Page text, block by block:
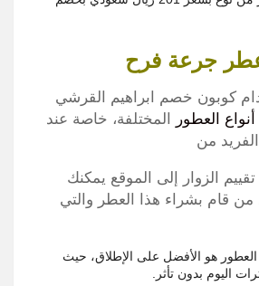
جرعة فرح
كوبون خصم ابراهيم القرشي
العطور
المختلفة، خاصة عند
من
الزوار إلى الموقع يمكنك
قام بشراء هذا العطر والتي
العطور هو الأفضل على الإطلاق، حيث
اليوم بدون تأثر.